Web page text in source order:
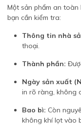
Một sản phẩm an
bạn cần kiểm tra:
Thông tin nhà
thoại.
Thành phần:
Ngày sản xuất
in rõ ràng, không
Bao bì: Còn
không khí lọt vào